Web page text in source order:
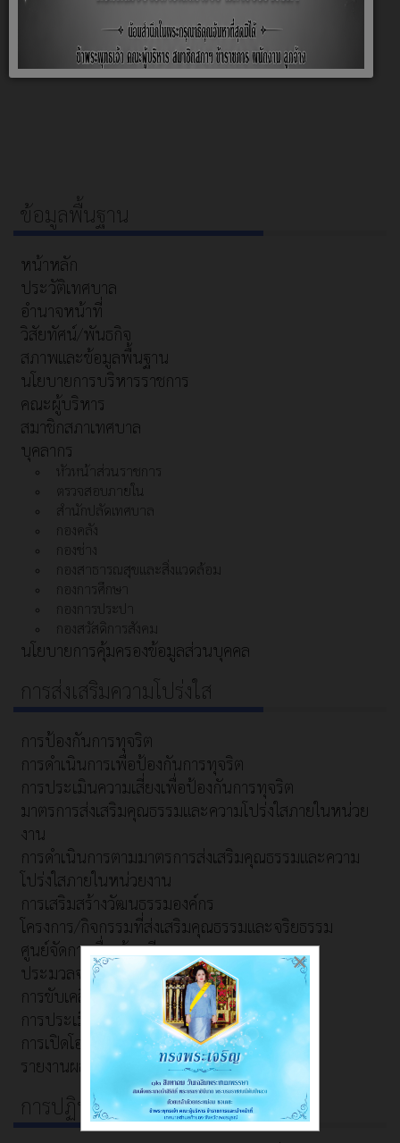
ข้อมูลพื้นฐาน
หน้าหลัก
ประวัติเทศบาล
อำนาจหน้าที่
วิสัยทัศน์/พันธกิจ
สภาพและข้อมูลพื้นฐาน
นโยบายการบริหารราชการ
คณะผู้บริหาร
สมาชิกสภาเทศบาล
บุคลากร
หัวหน้าส่วนราชการ
ตรวจสอบภายใน
สำนักปลัดเทศบาล
กองคลัง
กองช่าง
กองสาธารณสุขและสิ่งแวดล้อม
กองการศึกษา
กองการประปา
กองสวัสดิการสังคม
นโยบายการคุ้มครองข้อมูลส่วนบุคคล
การส่งเสริมความโปร่งใส
การป้องกันการทุจริต
การดำเนินการเพื่อป้องกันการทุจริต
การประเมินความเสี่ยงเพื่อป้องกันการทุจริต
มาตรการส่งเสริมคุณธรรมและความโปร่งใสภายในหน่วย
งาน
การดำเนินการตามมาตรการส่งเสริมคุณธรรมและความ
โปร่งใสภายในหน่วยงาน
การเสริมสร้างวัฒนธรรมองค์กร
โครงการ/กิจกรรมที่ส่งเสริมคุณธรรมและจริยธรรม
ศูนย์จัดการเรื่องร้องเรียน
ประมวลจริยธรรมสำหรับเจ้าหน้าที่ของรัฐ
การขับเคลื่อนจริยธรรม
การประเมินจริยธรรมเจ้าหน้าที่ของรัฐ
การเปิดโอกาสให้เกิดการมีส่วนร่วม
รายงานผลการประเมิน (ITA)
การปฏิบัติงาน/การให้บริการ
×